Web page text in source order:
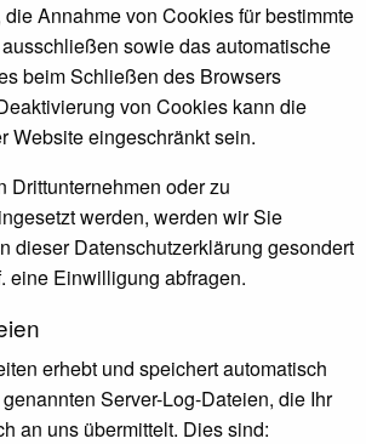
Annahme von Cookies für bestimmte
sowie das automatische
beim Schließen des Browsers
von Cookies kann die
Website eingeschränkt sein.
Drittunternehmen oder zu
werden, werden wir Sie
dieser Datenschutzerklärung gesondert
eine Einwilligung abfragen.
erhebt und speichert automatisch
Server-Log-Dateien, die Ihr
an uns übermittelt. Dies sind: